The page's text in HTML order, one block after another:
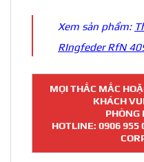
Xem sản phẩm:
RIngfeder RfN
MỌI THẮC MẮC
KHÁCH
PHÒNG
HOTLINE: 0906 955